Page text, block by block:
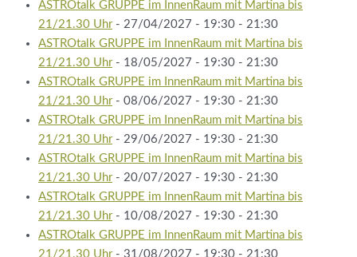
ASTROtalk GRUPPE im InnenRaum mit Martina bis
21/21.30 Uhr- 27/04/2027 - 19:30 - 21:30
ASTROtalk GRUPPE im InnenRaum mit Martina bis
21/21.30 Uhr- 18/05/2027 - 19:30 - 21:30
ASTROtalk GRUPPE im InnenRaum mit Martina bis
21/21.30 Uhr- 08/06/2027 - 19:30 - 21:30
ASTROtalk GRUPPE im InnenRaum mit Martina bis
21/21.30 Uhr- 29/06/2027 - 19:30 - 21:30
ASTROtalk GRUPPE im InnenRaum mit Martina bis
21/21.30 Uhr- 20/07/2027 - 19:30 - 21:30
ASTROtalk GRUPPE im InnenRaum mit Martina bis
21/21.30 Uhr- 10/08/2027 - 19:30 - 21:30
ASTROtalk GRUPPE im InnenRaum mit Martina bis
21/21.30 Uhr- 31/08/2027 - 19:30 - 21:30